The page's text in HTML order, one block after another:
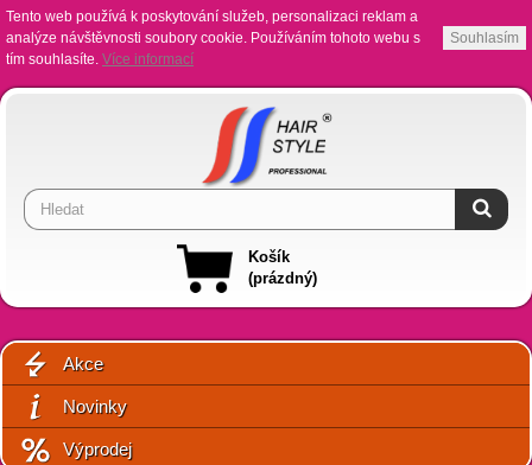
Tento web používá k poskytování služeb, personalizaci reklam a
analýze návštěvnosti soubory cookie. Používáním tohoto webu s
tím souhlasíte. Více informací
Souhlasím
Košík
(prázdný)
Akce
Novinky
Výprodej